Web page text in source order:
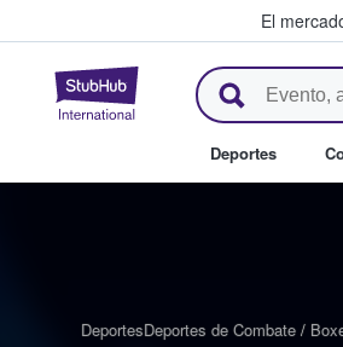
El
StubHub:
Deportes
DeportesDeportes de Combate /